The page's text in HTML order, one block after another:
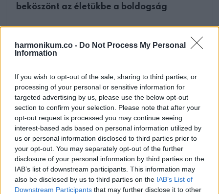
harmonikum.co - Do Not Process My Personal
Information
If you wish to opt-out of the sale, sharing to third parties, or
processing of your personal or sensitive information for
targeted advertising by us, please use the below opt-out
section to confirm your selection. Please note that after your
opt-out request is processed you may continue seeing
interest-based ads based on personal information utilized by
us or personal information disclosed to third parties prior to
your opt-out. You may separately opt-out of the further
disclosure of your personal information by third parties on the
IAB’s list of downstream participants. This information may
also be disclosed by us to third parties on the IAB’s List of
Downstream Participants that may further disclose it to other
beköszönt az életükbe a boldogság
KÖVETKEZŐ POSZT
VICC: Takácsot nagy fájdalmakkal
beszállítják a kórházba. Mikor odalép
hozzá egy orvos, Takács elájul.
További bejegyzések